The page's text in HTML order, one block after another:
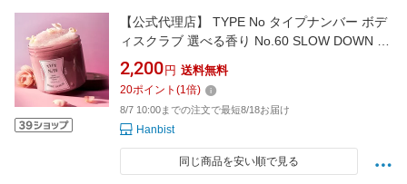
【公式代理店】 TYPE No タイプナンバー ボデ
ィスクラブ 選べる香り No.60 SLOW DOWN /
No.91WONDER VIBE 韓国コスメ【国内発送】
【送料無料】
2,200 円 送料無料
20ポイント (1倍)
8/7 10:00までの注文で最短8/18お届け
Hanbist
同じ商品を安い順で見る